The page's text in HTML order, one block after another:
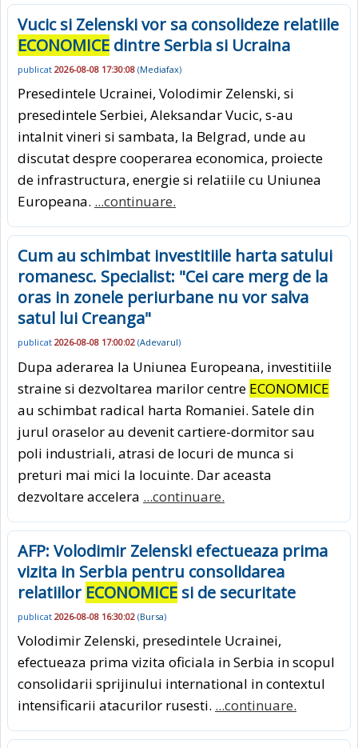
Vucic si Zelenski vor sa consolideze relatiile
ECONOMICE dintre Serbia si Ucraina
publicat 2026-08-08 17:30:08 (Mediafax)
Presedintele Ucrainei, Volodimir Zelenski, si
presedintele Serbiei, Aleksandar Vucic, s-au
intalnit vineri si sambata, la Belgrad, unde au
discutat despre cooperarea economica, proiecte
de infrastructura, energie si relatiile cu Uniunea
Europeana. ...continuare.
Cum au schimbat investitiile harta satului
romanesc. Specialist: "Cei care merg de la
oras in zonele periurbane nu vor salva
satul lui Creanga"
publicat 2026-08-08 17:00:02 (Adevarul)
Dupa aderarea la Uniunea Europeana, investitiile
straine si dezvoltarea marilor centre ECONOMICE
au schimbat radical harta Romaniei. Satele din
jurul oraselor au devenit cartiere-dormitor sau
poli industriali, atrasi de locuri de munca si
preturi mai mici la locuinte. Dar aceasta
dezvoltare accelera ...continuare.
AFP: Volodimir Zelenski efectueaza prima
vizita in Serbia pentru consolidarea
relatiilor ECONOMICE si de securitate
publicat 2026-08-08 16:30:02 (Bursa)
Volodimir Zelenski, presedintele Ucrainei,
efectueaza prima vizita oficiala in Serbia in scopul
consolidarii sprijinului international in contextul
intensificarii atacurilor rusesti. ...continuare.